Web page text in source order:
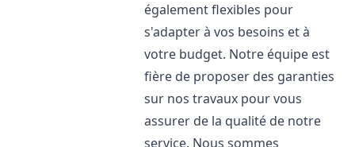
également flexibles pour
s'adapter à vos besoins et à
votre budget. Notre équipe est
fière de proposer des garanties
sur nos travaux pour vous
assurer de la qualité de notre
service. Nous sommes